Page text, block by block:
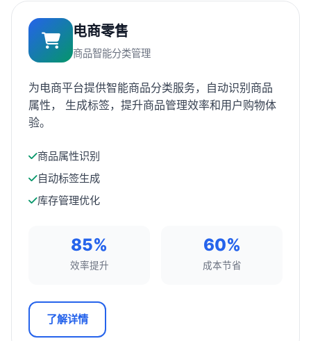
电商零售
商品智能分类管理
为电商平台提供智能商品分类服务，自动识别商品
属性， 生成标签，提升商品管理效率和用户购物体
验。
商品属性识别
自动标签生成
库存管理优化
85%
效率提升
60%
成本节省
了解详情